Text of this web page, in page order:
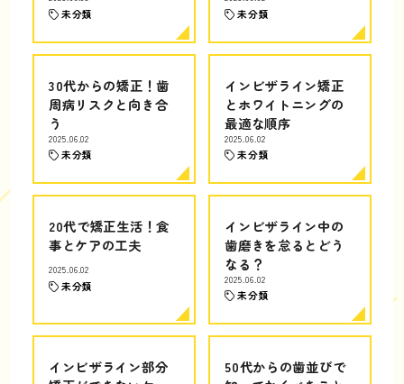
未分類 未分類
30代からの矯正！歯
周病リスクと向き合
う
2025.06.02
未分類
インビザライン矯正
とホワイトニングの
最適な順序
2025.06.02
未分類
20代で矯正生活！食
事とケアの工夫
2025.06.02
未分類
インビザライン中の
歯磨きを怠るとどう
なる？
2025.06.02
未分類
インビザライン部分
50代からの歯並びで